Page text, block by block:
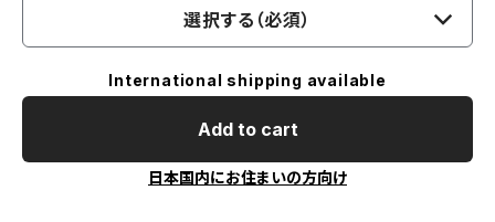
選択する（必須）
International shipping available
Add to cart
日本国内にお住まいの方向け